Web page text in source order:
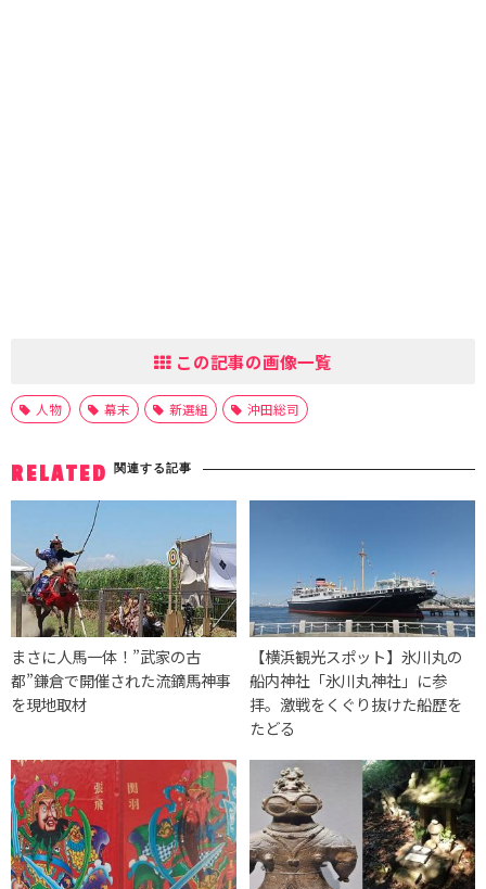
この記事の画像一覧
人物 幕末 新選組 沖田総司
RELATED 関連する記事
まさに人馬一体！”武家の古
都”鎌倉で開催された流鏑馬神事
を現地取材
【横浜観光スポット】氷川丸の
船内神社「氷川丸神社」に参
拝。激戦をくぐり抜けた船歴を
たどる